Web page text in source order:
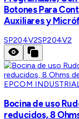
Botones Para
Auxiliares y
SP204V2SP204V2
EPCOM
Bocina de uso
reducidos, 8